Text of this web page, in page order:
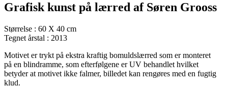
Grafisk kunst på lærred af Søren Grooss
Størrelse : 60 X 40 cm
Tegnet årstal : 2013
Motivet er trykt på ekstra kraftig bomuldslærred som er monteret
på en blindramme, som efterfølgene er UV behandlet hvilket
betyder at motivet ikke falmer, billedet kan rengøres med en fugtig
klud.